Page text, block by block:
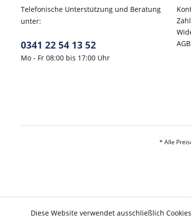
Telefonische Unterstützung und Beratung
unter:
0341 22 54 13 52
Mo - Fr 08:00 bis 17:00 Uhr
AGB
* Alle
Diese Website verwendet ausschließlich